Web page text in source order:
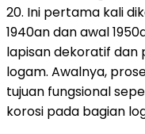
20. Ini pertama kali
1940an dan awal
lapisan dekoratif dan
logam. Awalnya,
tujuan fungsional
korosi pada bagian